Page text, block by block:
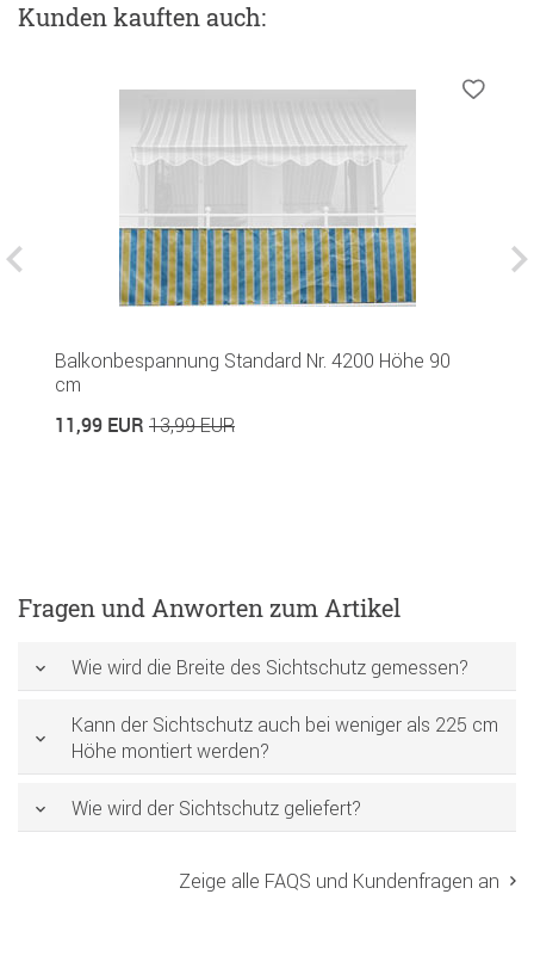
Kunden kauften auch:
Balkonbespannung Standard Nr. 4200 Höhe 90
cm
11,99 EUR 13,99 EUR
Fragen und Anworten zum Artikel
Wie wird die Breite des Sichtschutz gemessen?
Kann der Sichtschutz auch bei weniger als 225 cm
Höhe montiert werden?
Wie wird der Sichtschutz geliefert?
Zeige alle FAQS und Kundenfragen an